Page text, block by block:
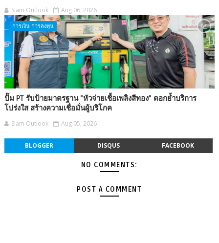
Siam Outlook Aug 06, 2026
การเงิน การลงทุน
ปั๊ม PT รับป้ายมาตรฐาน "หัวจ่ายเชื้อเพลิงสีทอง" ตอกย้ำบริการ
โปร่งใส สร้างความเชื่อมั่นผู้บริโภค
Siam Outlook Aug 05, 2026
BLOGGER DISQUS FACEBOOK
NO COMMENTS:
POST A COMMENT